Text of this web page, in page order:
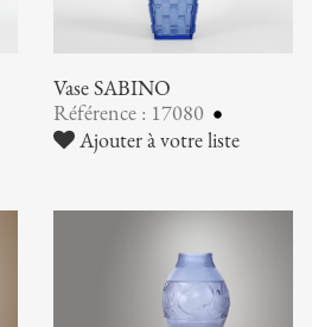
Vase SABINO
Référence : 17080
Ajouter à votre liste